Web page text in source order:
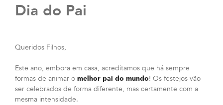
Dia do Pai
Queridos Filhos,
Este ano, embora em casa, acreditamos que há sempre
formas de animar o melhor pai do mundo! Os festejos vão
ser celebrados de forma diferente, mas certamente com a
mesma intensidade.